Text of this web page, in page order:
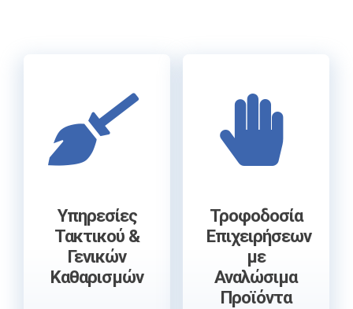
Υπηρεσίες
Τακτικού &
Γενικών
Καθαρισμών
Τροφοδοσία
Επιχειρήσεων
με
Αναλώσιμα
Προϊόντα